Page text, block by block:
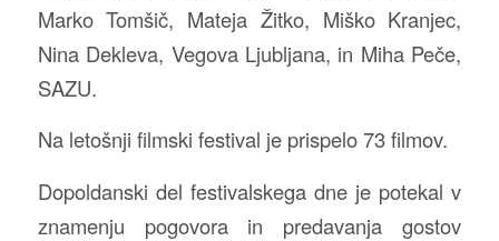
Marko Tomšič, Mateja Žitko, Miško Kranjec,
Nina Dekleva, Vegova Ljubljana, in Miha Peče,
SAZU.
Na letošnji filmski festival je prispelo 73 filmov.
Dopoldanski del festivalskega dne je potekal v
znamenju pogovora in predavanja gostov